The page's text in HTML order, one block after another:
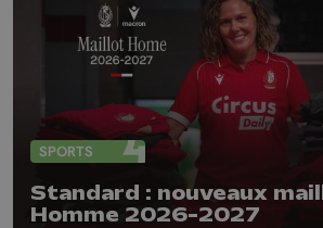
SPORTS
Standard : nouveaux
Homme 2026-2027